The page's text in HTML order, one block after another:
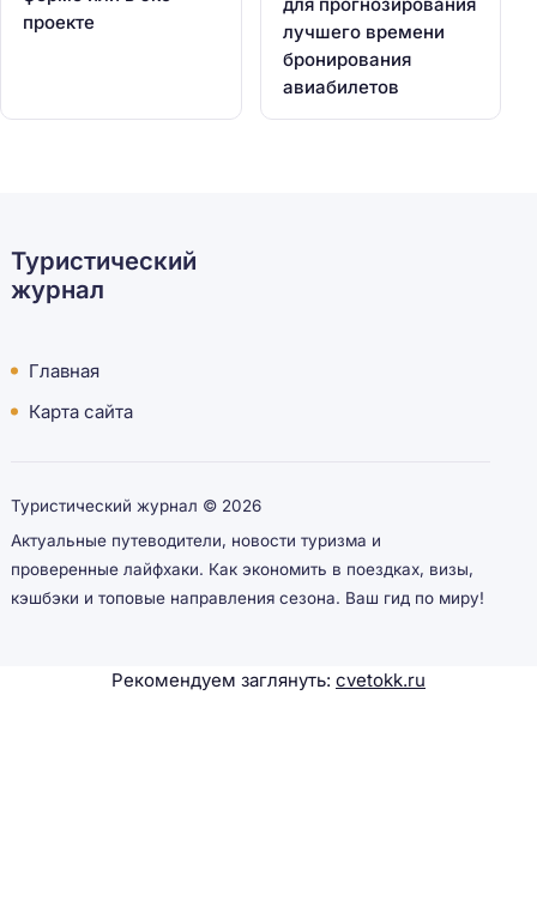
проекте
для прогнозирования
лучшего времени
бронирования
авиабилетов
Туристический
журнал
Главная
Карта сайта
Туристический журнал © 2026
Актуальные путеводители, новости туризма и
проверенные лайфхаки. Как экономить в поездках, визы,
кэшбэки и топовые направления сезона. Ваш гид по миру!
Рекомендуем заглянуть: cvetokk.ru